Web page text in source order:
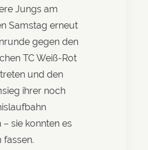
Jungs am
Samstag erneut
gegen den
TC Weiß-Rot
und den
ihrer noch
sie konnten es
fassen.